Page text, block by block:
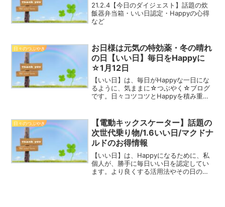
21.2.4【今日のダイジェスト】話題の炊
飯器弁当箱・いい日認定・Happyの心得
など
日々のつぶやき
お日様は元気の特効薬・冬の晴れ
の日【いい日】毎日をHappyに
☆1月12日
【いい日】は、毎日がHappyな一日にな
るように、気ままに☆つぶやく☆ブログ
です。日々コツコツとHappyを積み重ね
葉：忍ぶ恋・別れの悲しみHappy☆つ
ぶ...
日々のつぶやき
【電動キックスケーター】話題の
次世代乗り物/1.6いい日/マクドナ
ルドのお得情報
【いい日】は、Happyになるために、私
個人が、勝手に毎日いい日を認定してい
ます。より良くする活用法やその日の情